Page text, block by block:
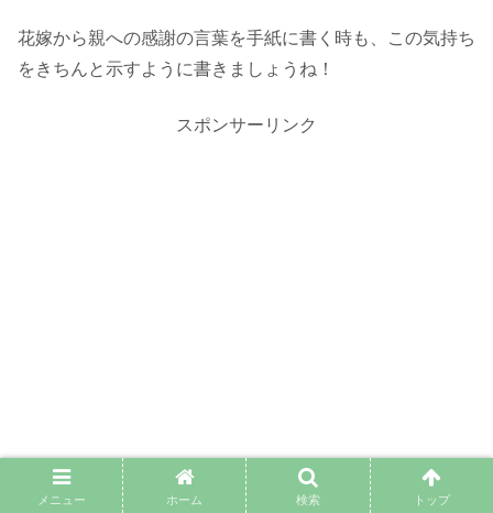
花嫁から親への感謝の言葉を手紙に書く時も、この気持ち
をきちんと示すように書きましょうね！
スポンサーリンク
メニュー ホーム 検索 トップ